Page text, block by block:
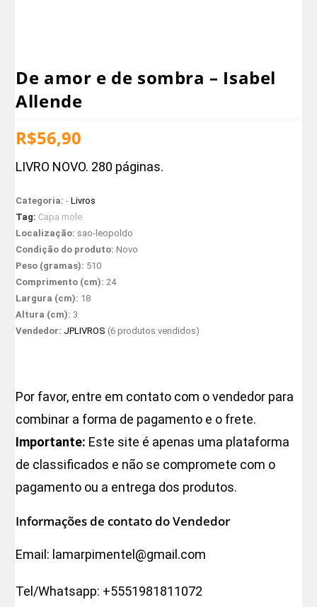
De amor e de sombra – Isabel
Allende
R$56,90
LIVRO NOVO. 280 páginas.
Categoria:-Livros
Tag: Capa mole
Localização: sao-leopoldo
Condição do produto: Novo
Peso (gramas): 510
Comprimento (cm): 24
Largura (cm): 18
Altura (cm): 3
Vendedor: JPLIVROS (6 produtos vendidos)
Por favor, entre em contato com o vendedor para
combinar a forma de pagamento e o frete.
Importante: Este site é apenas uma plataforma
de classificados e não se compromete com o
pagamento ou a entrega dos produtos.
Informações de contato do Vendedor
Email: lamarpimentel@gmail.com
Tel/Whatsapp: +5551981811072